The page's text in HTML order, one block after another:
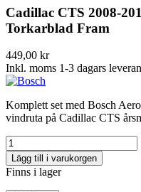
Cadillac CTS 2008-
Torkarblad Fram
449,00 kr
Inkl. moms 1-3 dagars
Komplett set med Bosch
vindruta på Cadillac CTS
Lägg till i varukorgen
Finns i lager